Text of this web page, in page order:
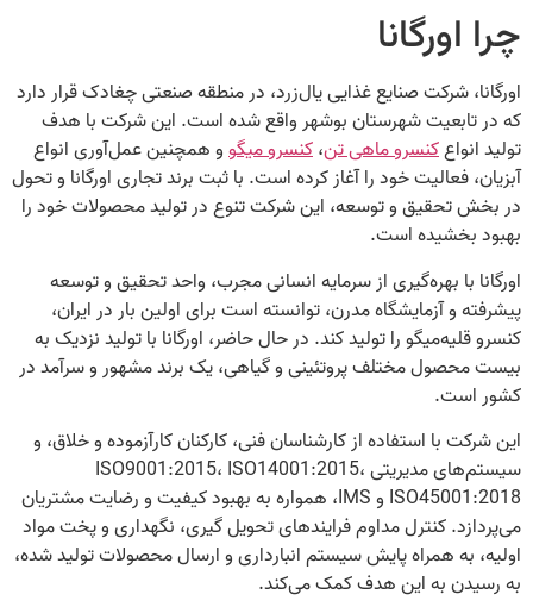
چرا اورگانا
اورگانا، شرکت صنایع غذایی یال‌زرد، در منطقه صنعتی چغادک قرار دارد
که در تابعیت شهرستان بوشهر واقع شده است. این شرکت با هدف
تولید انواعکنسرو ماهی تن،کنسرو میگوو همچنین عمل‌آوری انواع
آبزیان، فعالیت خود را آغاز کرده است. با ثبت برند تجاری اورگانا و تحول
در بخش تحقیق و توسعه، این شرکت تنوع در تولید محصولات خود را
بهبود بخشیده است.
اورگانا با بهره‌گیری از سرمایه انسانی مجرب، واحد تحقیق و توسعه
پیشرفته و آزمایشگاه مدرن، توانسته است برای اولین بار در ایران،
کنسرو قلیه‌میگو را تولید کند. در حال حاضر، اورگانا با تولید نزدیک به
بیست محصول مختلف پروتئینی و گیاهی، یک برند مشهور و سرآمد در
کشور است.
این شرکت با استفاده از کارشناسان فنی، کارکنان کارآزموده و خلاق، و
سیستم‌های مدیریتی ISO9001:2015، ISO14001:2015،
ISO45001:2018 و IMS، همواره به بهبود کیفیت و رضایت مشتریان
می‌پردازد. کنترل مداوم فرایندهای تحویل گیری، نگهداری و پخت مواد
اولیه، به همراه پایش سیستم انبارداری و ارسال محصولات تولید شده،
به رسیدن به این هدف کمک می‌کند.